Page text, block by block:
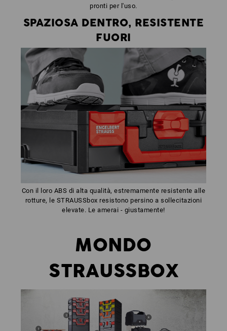
pronti per l'uso.
SPAZIOSA DENTRO, RESISTENTE
FUORI
Con il loro ABS di alta qualità, estremamente resistente alle
rotture, le STRAUSSbox resistono persino a sollecitazioni
elevate. Le amerai - giustamente!
MONDO
STRAUSSBOX